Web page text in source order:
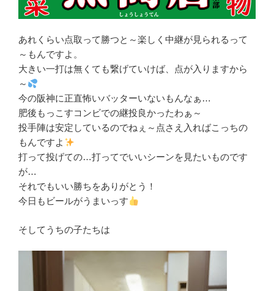
あれくらい点取って勝つと～楽しく中継が見られるって
～もんですよ。
大きい一打は無くても繋げていけば、点が入りますから
～
今の阪神に正直怖いバッターいないもんなぁ…
肥後もっこすコンビでの継投良かったわぁ～
投手陣は安定しているのでねぇ～点さえ入ればこっちの
もんですよ
打って投げての…打ってでいいシーンを見たいものです
が…
それでもいい勝ちをありがとう！
今日もビールがうまいっす
そしてうちの子たちは